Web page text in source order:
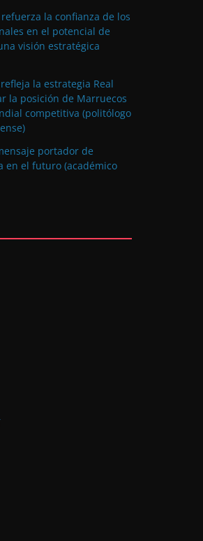
la confianza de los
en el potencial de
visión estratégica
la estrategia Real
la posición de Marruecos
competitiva (politólogo
portador de
en el futuro (académico